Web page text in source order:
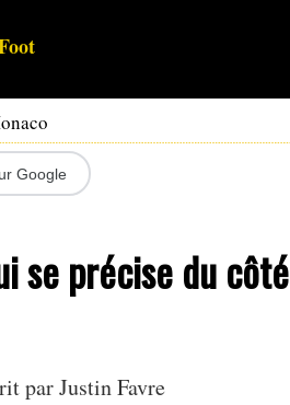
Google
se précise du côté
parJustin Favre